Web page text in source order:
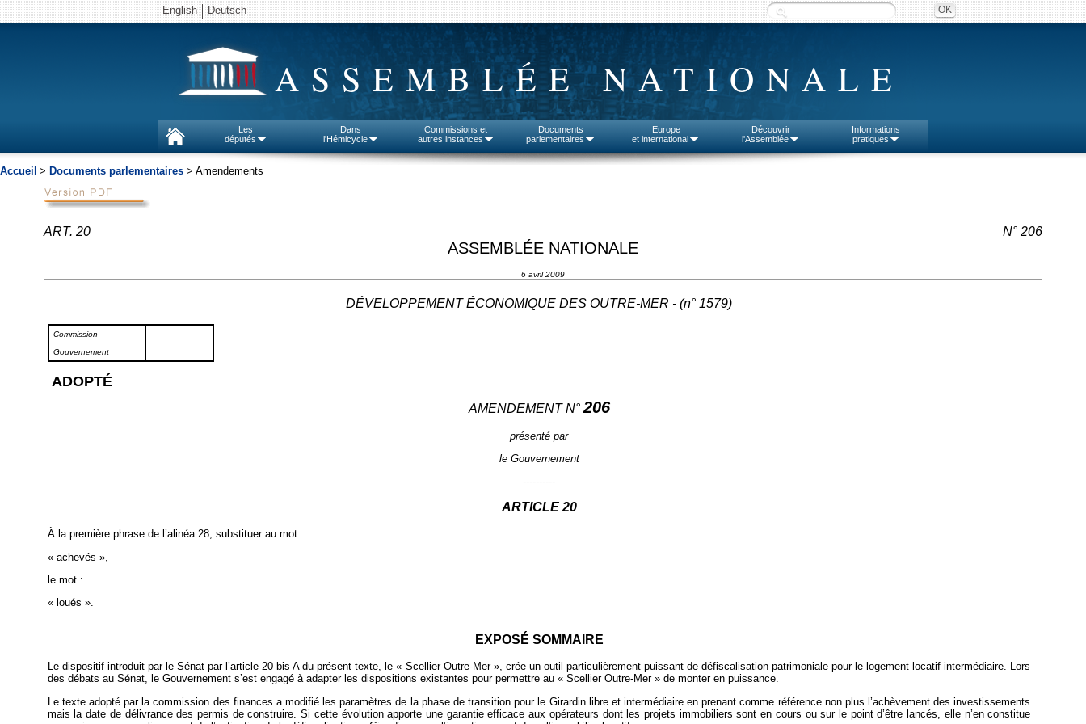
English Deutsch
ASSEMBLÉE NATIONALE
Les
députés
Dans
l'Hémicycle
Commissions et
autres instances
Documents
parlementaires
Europe
et international
Découvrir
l'Assemblée
Informations
pratiques
Accueil > Documents parlementaires > Amendements
ART. 20 N° 206
ASSEMBLÉE NATIONALE
6 avril 2009
DÉVELOPPEMENT ÉCONOMIQUE DES OUTRE-MER - (n° 1579)
Commission
Gouvernement
ADOPTÉ
AMENDEMENT N° 206
présenté par
le Gouvernement
----------
ARTICLE20
À la première phrase de l’alinéa 28, substituer au mot :
« achevés »,
le mot :
« loués ».
EXPOSÉ SOMMAIRE
Le dispositif introduit par le Sénat par l’article 20 bis A du présent texte, le « Scellier Outre-Mer », crée un outil particulièrement puissant de défiscalisation patrimoniale pour le logement locatif intermédiaire. Lors
des débats au Sénat, le Gouvernement s’est engagé à adapter les dispositions existantes pour permettre au « Scellier Outre-Mer » de monter en puissance.
Le texte adopté par la commission des finances a modifié les paramètres de la phase de transition pour le Girardin libre et intermédiaire en prenant comme référence non plus l’achèvement des investissements
mais la date de délivrance des permis de construire. Si cette évolution apporte une garantie efficace aux opérateurs dont les projets immobiliers sont en cours ou sur le point d’être lancés, elle n’en constitue